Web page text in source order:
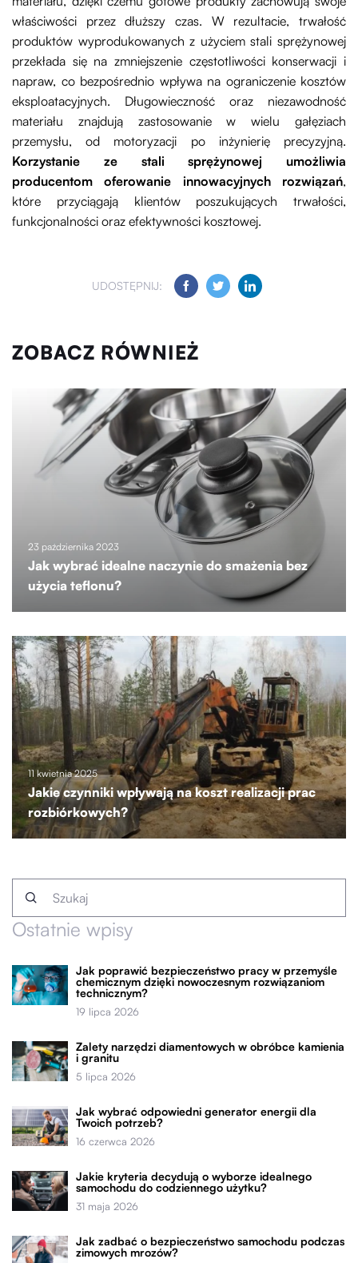
właściwości przez dłuższy czas. W rezultacie, trwałość
produktów wyprodukowanych z użyciem stali sprężynowej
przekłada się na zmniejszenie częstotliwości konserwacji i
napraw, co bezpośrednio wpływa na ograniczenie kosztów
eksploatacyjnych. Długowieczność oraz niezawodność
materiału znajdują zastosowanie w wielu gałęziach
przemysłu, od motoryzacji po inżynierię precyzyjną.
Korzystanie ze stali sprężynowej umożliwia
producentom oferowanie innowacyjnych rozwiązań,
które przyciągają klientów poszukujących trwałości,
funkcjonalności oraz efektywności kosztowej.
UDOSTĘPNIJ:
ZOBACZ RÓWNIEŻ
23 października 2023
Jak wybrać idealne naczynie do smażenia bez
użycia teflonu?
11 kwietnia 2025
Jakie czynniki wpływają na koszt realizacji prac
rozbiórkowych?
Ostatnie wpisy
Jak poprawić bezpieczeństwo pracy w przemyśle
chemicznym dzięki nowoczesnym rozwiązaniom
technicznym?
19 lipca 2026
Zalety narzędzi diamentowych w obróbce kamienia
i granitu
5 lipca 2026
Jak wybrać odpowiedni generator energii dla
Twoich potrzeb?
16 czerwca 2026
Jakie kryteria decydują o wyborze idealnego
samochodu do codziennego użytku?
31 maja 2026
Jak zadbać o bezpieczeństwo samochodu podczas
zimowych mrozów?